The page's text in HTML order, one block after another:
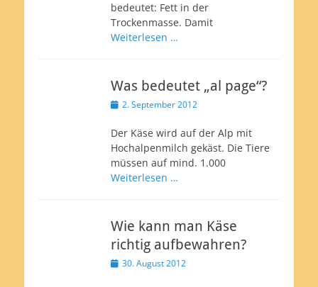
bedeutet: Fett in der
Trockenmasse. Damit
Weiterlesen …
Was bedeutet „al page“?
Veröffentlicht
2. September 2012
Der Käse wird auf der Alp mit
Hochalpenmilch gekäst. Die Tiere
müssen auf mind. 1.000
Weiterlesen …
Wie kann man Käse
richtig aufbewahren?
Veröffentlicht
30. August 2012